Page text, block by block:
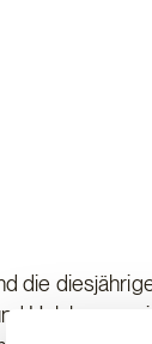
die
Holzbau